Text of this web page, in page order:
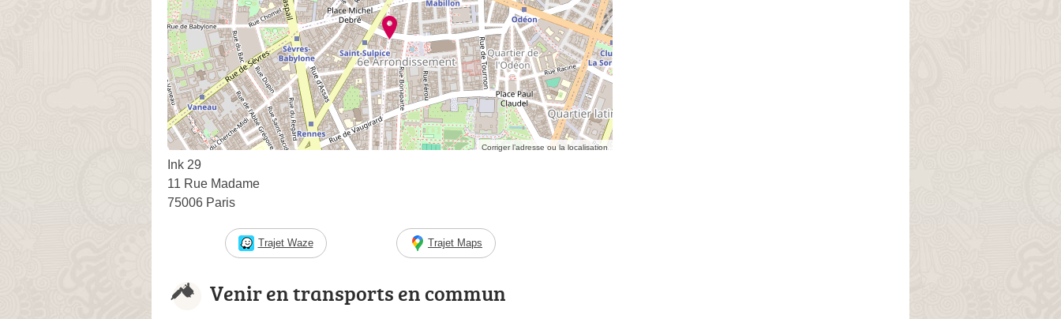
Corriger l’adresse ou la localisation
Ink 29
11 Rue Madame
75006 Paris
Trajet Waze Trajet Maps
Venir en transports en commun